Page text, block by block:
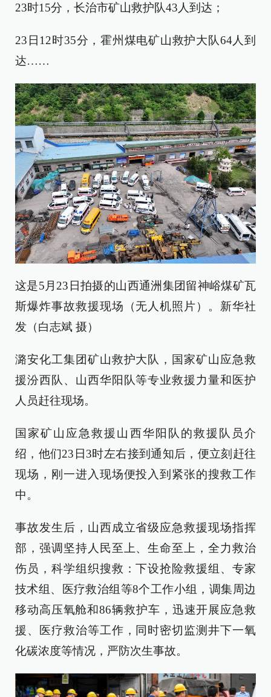
23时15分，长治市矿山救护队43人到达；
23日12时35分，霍州煤电矿山救护大队64人到
达……
这是5月23日拍摄的山西通洲集团留神峪煤矿瓦
斯爆炸事故救援现场（无人机照片）。新华社
发（白志斌 摄）
潞安化工集团矿山救护大队，国家矿山应急救
援汾西队、山西华阳队等专业救援力量和医护
人员赶往现场。
国家矿山应急救援山西华阳队的救援队员介
绍，他们23日3时左右接到通知后，便立刻赶往
现场，刚一进入现场便投入到紧张的搜救工作
中。
事故发生后，山西成立省级应急救援现场指挥
部，强调坚持人民至上、生命至上，全力救治
伤员，科学组织搜救：下设抢险救援组、专家
技术组、医疗救治组等8个工作小组，调集周边
移动高压氧舱和86辆救护车，迅速开展应急救
援、医疗救治等工作，同时密切监测井下一氧
化碳浓度等情况，严防次生事故。